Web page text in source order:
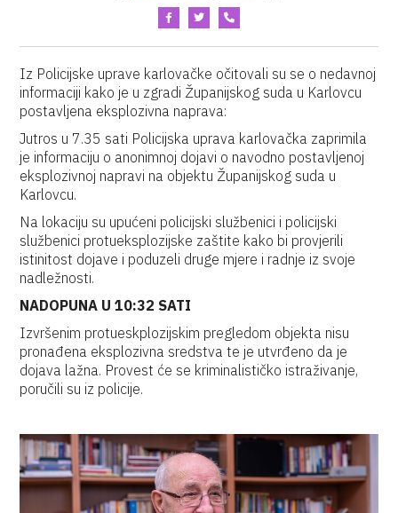
Iz Policijske uprave karlovačke očitovali su se o nedavnoj
informaciji kako je u zgradi Županijskog suda u Karlovcu
postavljena eksplozivna naprava:
Jutros u 7.35 sati Policijska uprava karlovačka zaprimila
je informaciju o anonimnoj dojavi o navodno postavljenoj
eksplozivnoj napravi na objektu Županijskog suda u
Karlovcu.
Na lokaciju su upućeni policijski službenici i policijski
službenici protueksplozijske zaštite kako bi provjerili
istinitost dojave i poduzeli druge mjere i radnje iz svoje
nadležnosti.
NADOPUNA U 10:32 SATI
Izvršenim protueskplozijskim pregledom objekta nisu
pronađena eksplozivna sredstva te je utvrđeno da je
dojava lažna. Provest će se kriminalističko istraživanje,
poručili su iz policije.